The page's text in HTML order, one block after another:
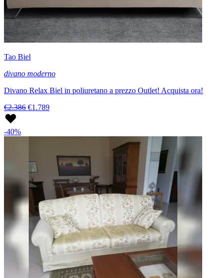
Tao Biel
divano moderno
Divano Relax Biel in poliuretano a prezzo Outlet! Acquista ora!
€2.386 €1.789
-40%